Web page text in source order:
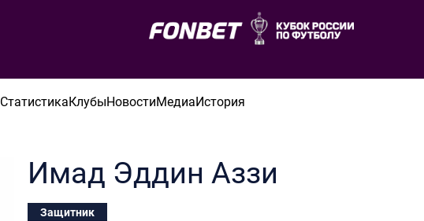
СтатистикаКлубыНовостиМедиаИстория
Имад Эддин Аззи
Защитник